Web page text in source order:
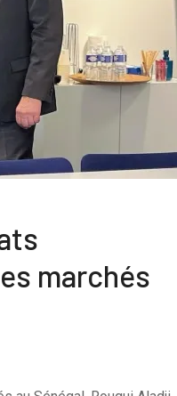
marchés